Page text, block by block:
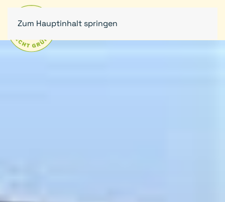
Zum Hauptinhalt springen